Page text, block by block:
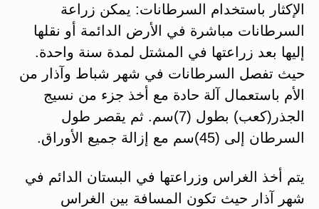
الإكثار باستخدام السرطانات: يمكن زراعة
السرطانات مباشرة في الأرض الدائمة أو نقلها
إليها بعد زراعتها في المشتل لمدة سنة واحدة.
حيث تفصل السرطانات في شهر شباط وآذار من
الأم باستعمال آلة حادة مع أخذ جزء من نسيج
الجذر(كعب) بطول (7)سم. ثم يقصر طول
السرطان إلى (45)سم مع إزالة جميع الأوراق.
يتم أخذ الغراس وزراعتها في البستان الدائم في
شهر آذار حيث تكون المسافة بين الغراس